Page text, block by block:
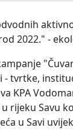
2022." -
tvrtke,
rijeku Savu
u Savi